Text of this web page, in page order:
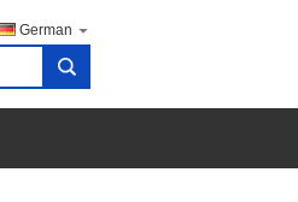
German
search